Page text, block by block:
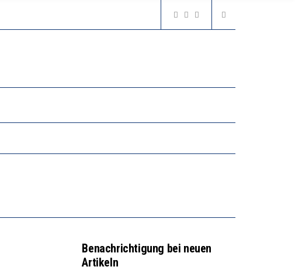
Benachrichtigung bei neuen
Artikeln